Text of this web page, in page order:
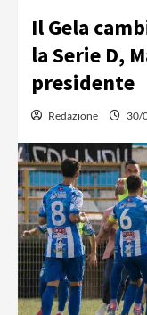
Il Gela
la Serie D,
presidente
Redazione 30/